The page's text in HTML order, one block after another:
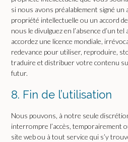
si nous avons préalablement signé un
propriété intellectuelle ou un accord
nous le divulguez en l’absence d’un
accordez une licence mondiale,
redevance pour utiliser, reproduire,
traduire et distribuer votre contenu
futur.
8. Fin de l’utilisation
Nous pouvons, à notre seule
interrompre l’accès, temporairement
site web ou à tout service qui s’y